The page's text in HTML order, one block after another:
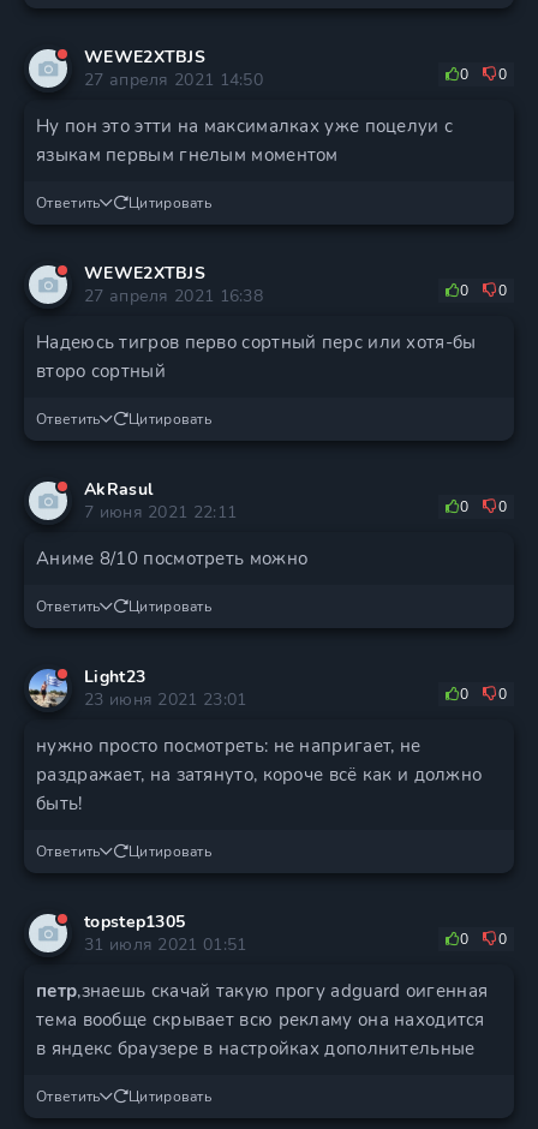
WEWE2XTBJS
27 апреля 2021 14:50
0 0
Ну пон это этти на максималках уже поцелуи с
языкам первым гнелым моментом
Ответить Цитировать
WEWE2XTBJS
27 апреля 2021 16:38
0 0
Надеюсь тигров перво сортный перс или хотя-бы
второ сортный
Ответить Цитировать
AkRasul
7 июня 2021 22:11
0 0
Аниме 8/10 посмотреть можно
Ответить Цитировать
Light23
23 июня 2021 23:01
0 0
нужно просто посмотреть: не напригает, не
раздражает, на затянуто, короче всё как и должно
быть!
Ответить Цитировать
topstep1305
31 июля 2021 01:51
0 0
петр,знаешь скачай такую прогу adguard оигенная
тема вообще скрывает всю рекламу она находится
в яндекс браузере в настройках дополнительные
Ответить Цитировать